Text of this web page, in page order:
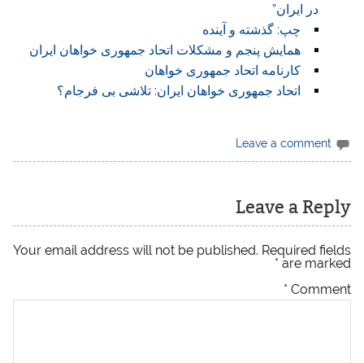
در ایران”
چپ: گذشته و آینده
همایش پنجم و مشکلات اتحاد جمهوری خواهان ایران
کارنامه اتحاد جمهوری خواهان
اتحاد جمهوری خواهان ایران: تلاشی بی فرجام؟
Leave a comment
Leave a Reply
Your email address will not be published. Required fields
are marked
*
Comment
*